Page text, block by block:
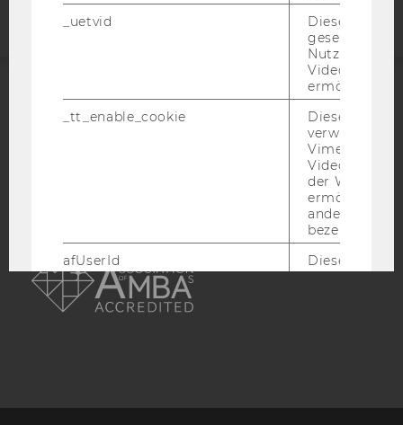
ACCREDITED BY:
AMBA
_uetvid
Dieses
gesetzt, um
Nutzung des
Videoplayers
ermöglichen
_tt_enable_cookie
Dieses
verwendet,
Vimeo-
der WU-
ermöglichen
andere nicht
bezeichnete
afUserId
Dieses
Daten von
Nutzer*in, zB.